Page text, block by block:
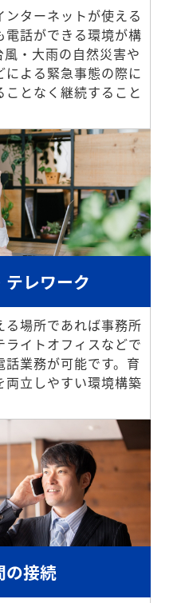
ターネットが使える
話ができる環境が構
・大雨の自然災害や
よる緊急事態の際に
となく継続すること
レワーク
場所であれば事務所
イトオフィスなどで
業務が可能です。育
両立しやすい環境構築
の接続